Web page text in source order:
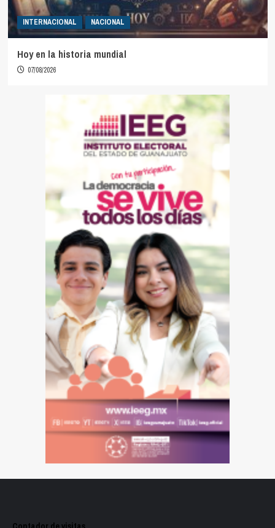
INTERNACIONAL NACIONAL
Hoy en la historia mundial
07/08/2026